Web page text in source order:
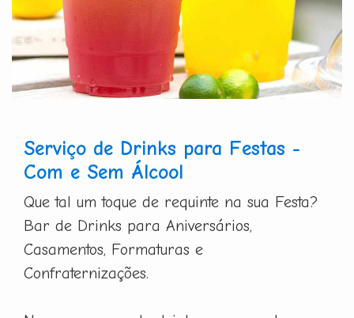
Serviço de Drinks para Festas -
Com e Sem Álcool
Que tal um toque de requinte na sua Festa?
Bar de Drinks para Aniversários,
Casamentos, Formaturas e
Confraternizações.